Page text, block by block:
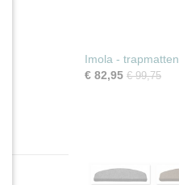
Imola - trapmatten
€ 82,95 € 99,75